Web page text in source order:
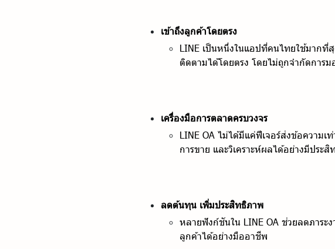
เข้าถึงลูกค้าโดยตรง
LINE เป็นหนึ่งในแอปที่คนไทยใช้มากที่
ติดตามได้โดยตรง โดยไม่ถูกจำกัดการ
เครื่องมือการตลาดครบวงจร
LINE OA ไม่ได้มีแค่ฟีเจอร์ส่งข้อความ
การขาย และวิเคราะห์ผลได้อย่างมีประสิ
ลดต้นทุน เพิ่มประสิทธิภาพ
หลายฟังก์ชันใน LINE OA ช่วยลดภาระ
ลูกค้าได้อย่างมืออาชีพ